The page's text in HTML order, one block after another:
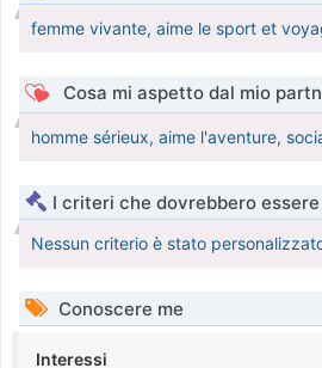
femme vivante, aime le sport et
Cosa mi aspetto dal mio
homme sérieux, aime l'aventure,
I criteri che dovrebbero
Nessun criterio è stato
Conoscere me
Interessi